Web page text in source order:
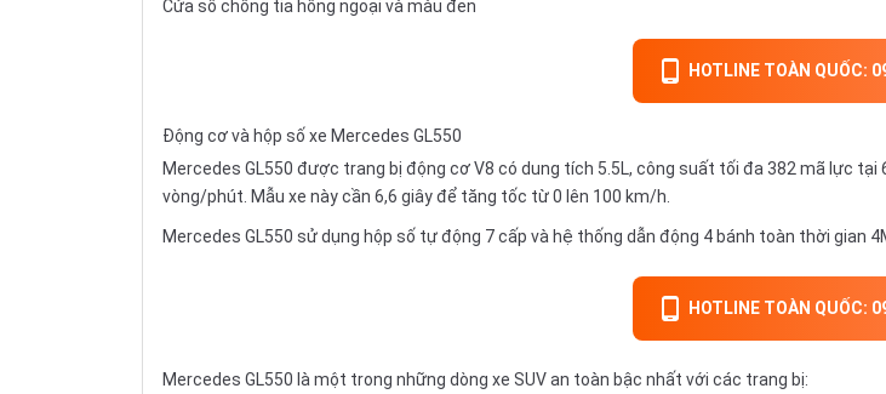
Cửa sổ chống tia hồng ngoại và màu đen
HOTLINE TOÀN QUỐC:
Động cơ và hộp số xe Mercedes GL550
Mercedes GL550 được trang bị động cơ V8 có dung tích 5.5L, công suất tối đa 382 mã lực
vòng/phút. Mẫu xe này cần 6,6 giây để tăng tốc từ 0 lên 100 km/h.
Mercedes GL550 sử dụng hộp số tự động 7 cấp và hệ thống dẫn động 4 bánh toàn thời gian
HOTLINE TOÀN QUỐC:
Mercedes GL550 là một trong những dòng xe SUV an toàn bậc nhất với các trang bị: